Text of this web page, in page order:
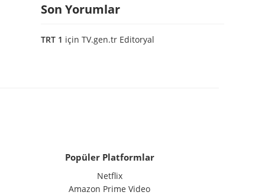
Son Yorumlar
TRT 1 için TV.gen.tr Editoryal
Popüler Platformlar
Netflix
Amazon Prime Video